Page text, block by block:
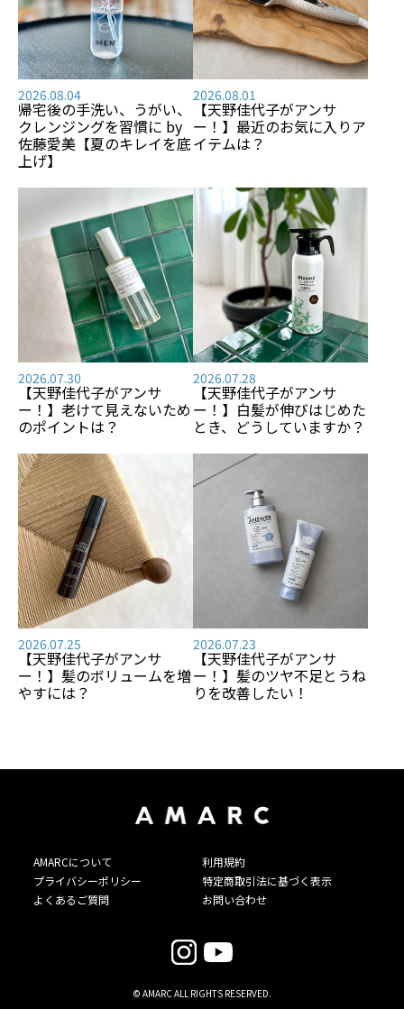
2026.08.04
帰宅後の手洗い、うがい、
クレンジングを習慣に by
佐藤愛美【夏のキレイを底
上げ】
2026.08.01
【天野佳代子がアンサ
ー！】最近のお気に入りア
イテムは？
2026.07.30
【天野佳代子がアンサ
ー！】老けて見えないため
のポイントは？
2026.07.28
【天野佳代子がアンサ
ー！】白髪が伸びはじめた
とき、どうしていますか？
2026.07.25
【天野佳代子がアンサ
ー！】髪のボリュームを増
やすには？
2026.07.23
【天野佳代子がアンサ
ー！】髪のツヤ不足とうね
りを改善したい！
AMARCについて
利用規約
プライバシーポリシー
特定商取引法に基づく表示
よくあるご質問
お問い合わせ
© AMARC ALL RIGHTS RESERVED.